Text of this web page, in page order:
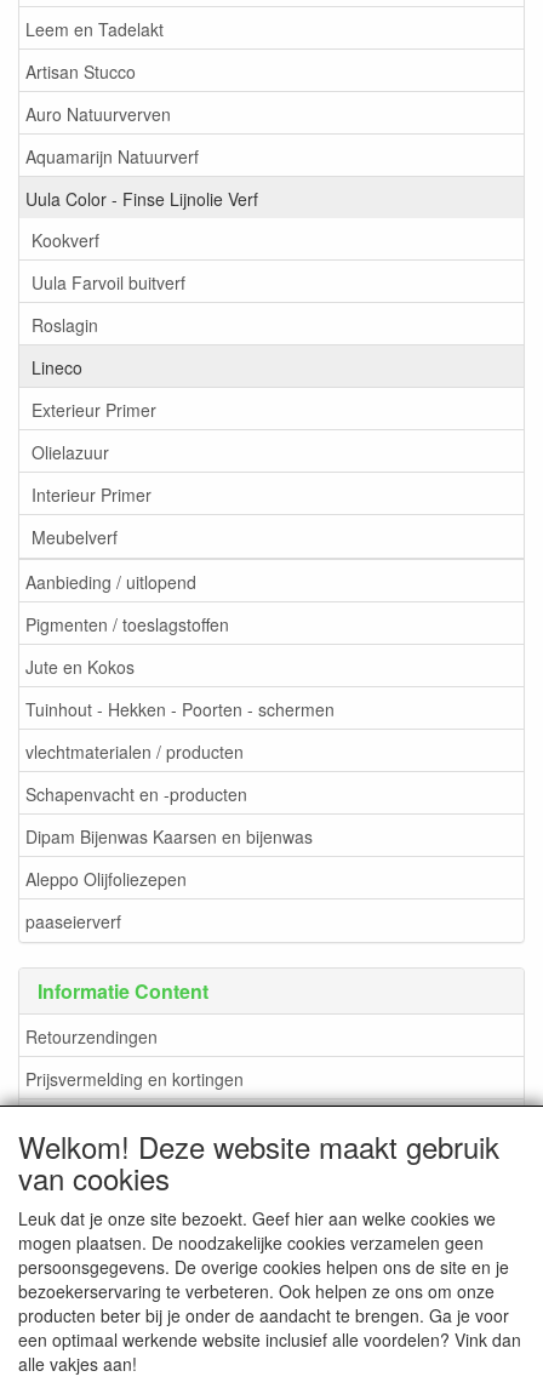
Leem en Tadelakt
Artisan Stucco
Auro Natuurverven
Aquamarijn Natuurverf
Uula Color - Finse Lijnolie Verf
Kookverf
Uula Farvoil buitverf
Roslagin
Lineco
Exterieur Primer
Olielazuur
Interieur Primer
Meubelverf
Aanbieding / uitlopend
Pigmenten / toeslagstoffen
Jute en Kokos
Tuinhout - Hekken - Poorten - schermen
vlechtmaterialen / producten
Schapenvacht en -producten
Dipam Bijenwas Kaarsen en bijenwas
Aleppo Olijfoliezepen
paaseierverf
Informatie Content
Retourzendingen
Prijsvermelding en kortingen
Betaalmogelijkheden
CONTACTGEGEVENS
www.DuBoShop.nl
Lisserweg 481-B
2165 AS Lisserbroek
Welkom! Deze website maakt gebruik
van cookies
Leuk dat je onze site bezoekt. Geef hier aan welke cookies we
mogen plaatsen. De noodzakelijke cookies verzamelen geen
persoonsgegevens. De overige cookies helpen ons de site en je
bezoekerservaring te verbeteren. Ook helpen ze ons om onze
producten beter bij je onder de aandacht te brengen. Ga je voor
een optimaal werkende website inclusief alle voordelen? Vink dan
alle vakjes aan!